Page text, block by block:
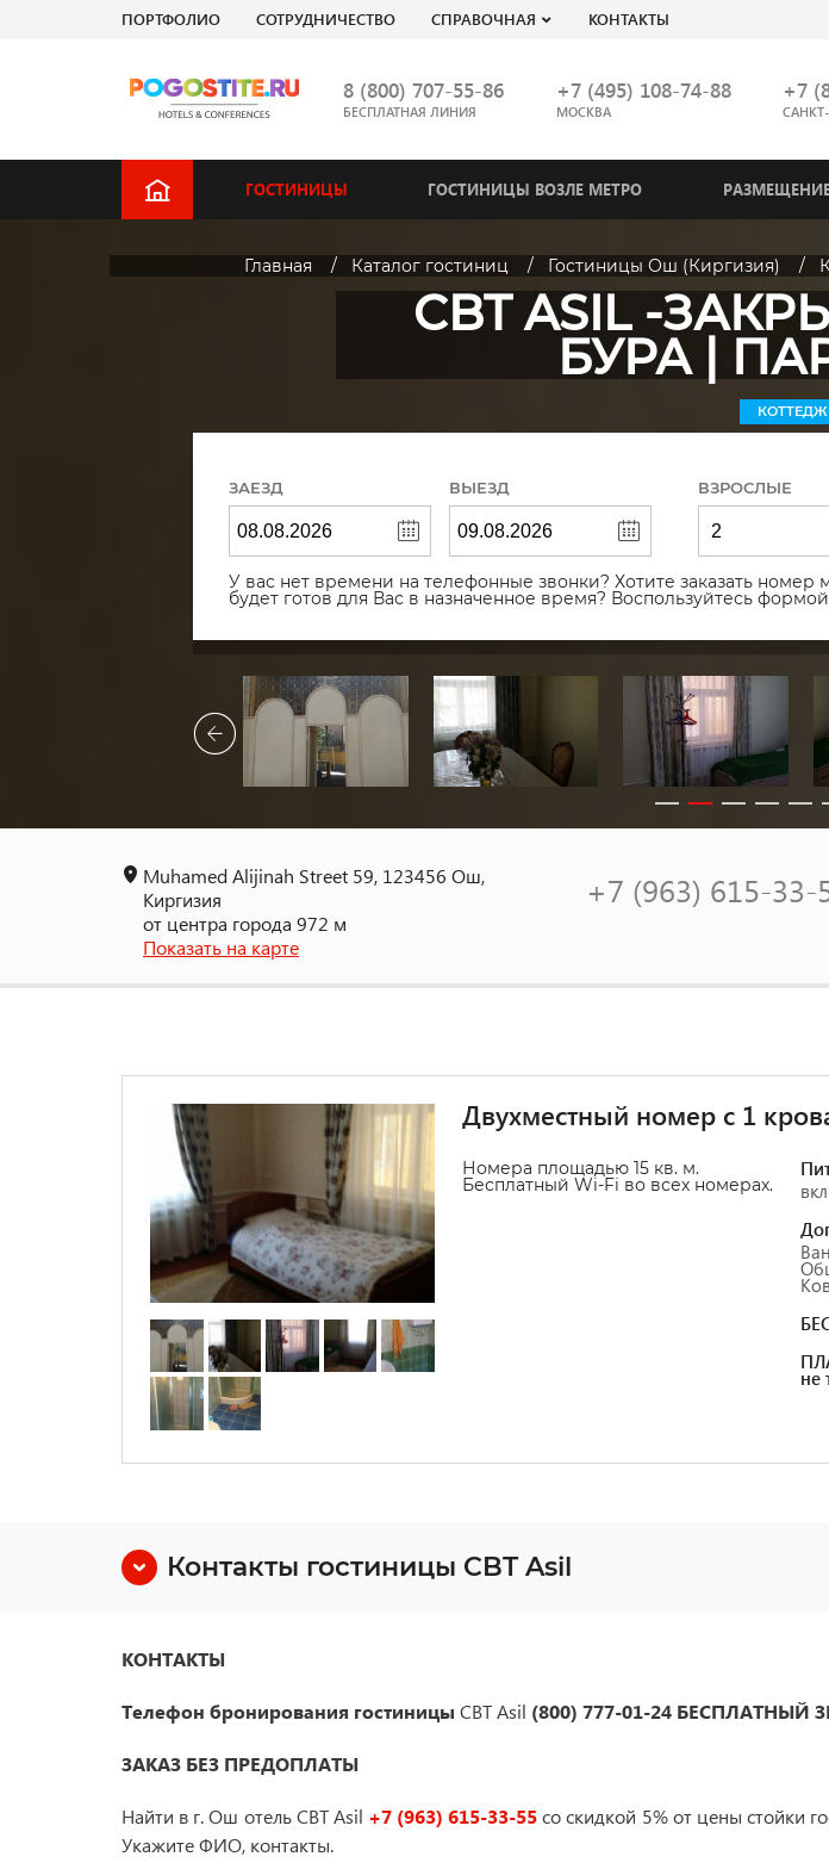
ПОРТФОЛИО СОТРУДНИЧЕСТВО СПРАВОЧНАЯ КОНТАКТЫ
8 (800) 707-55-86
БЕСПЛАТНАЯ ЛИНИЯ
+7 (495) 108-74-88
МОСКВА
+7
ГОСТИНИЦЫ ГОСТИНИЦЫ ВОЗЛЕ МЕТРО
Главная Каталог гостиниц Гостиницы Ош (Киргизия)
CBT ASIL -
БУРА |
ЗАЕЗД ВЫЕЗД ВЗРОСЛЫЕ
У вас нет времени на телефонные звонки? Хотите заказать
будет готов для Вас в назначенное время? Воспользуйтесь
Muhamed Alijinah Street 59, 123456 Ош,
Киргизия
от центра города 972 м
Показать на карте
+7 (963) 615-33-
Двухместный номер с 1
Номера площадью 15 кв. м.
Бесплатный Wi-Fi во всех номерах.
не
Контакты гостиницы CBT Asil
КОНТАКТЫ
Телефон бронирования гостиницы CBT Asil (800) 777-01-24 БЕСПЛАТНЫЙ
ЗАКАЗ БЕЗ ПРЕДОПЛАТЫ
Найти в г. Ош отель CBT Asil +7 (963) 615-33-55со скидкой 5% от цены стойки
Укажите ФИО, контакты.